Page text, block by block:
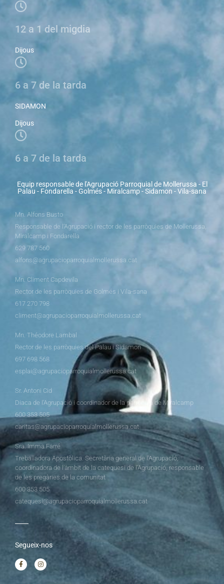
12 a 1 del migdia
Dijous
6 a 7 de la tarda
SIDAMON
Dijous
6 a 7 de la tarda
Equip responsable de l'Agrupació Parroquial de Mollerussa - El
Palau - Fondarella - Golmés - Miralcamp - Sidamon - Vila-sana
Mn. Alfons Busto
Responsable de l’Agrupació i rector de les parròquies de Mollerussa,
Miralcamp i Fondarella
629 787 560
alfons@agrupacioparroquialmollerussa.cat
Mn. Climent Capdevila
Rector de les parròquies de Golmés i Vila-sana
617 270 798
climent@agrupacioparroquialmollerussa.cat
Mn. Théodore Lambal
Rector de les parròquies del Palau i Sidamon
697 698 568
esplai@agrupacioparroquialmollerussa.cat
Sr. Antoni Cid
Diaca de l’Agrupació i coordinador de la parròquia de Miralcamp
600 353 505
caritas@agrupacioparroquialmollerussa.cat
Sra. Imma Farré
Treballadora Apostòlica. Secretària general de l’Agrupació,
coordinadora de l’àmbit de la catequesi de l’Agrupació, responsable
de les pregàries de la comunitat
600 353 505
catequesi@agrupacioparroquialmollerussa.cat
Segueix-nos